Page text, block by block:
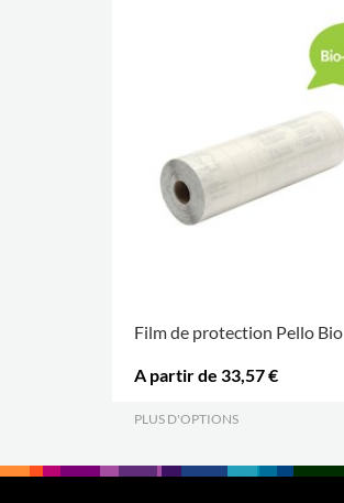
Film de protection Pello Bio
A partir de 33,57 €
PLUS D'OPTIONS